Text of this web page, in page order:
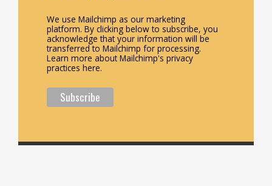
We use Mailchimp as our marketing
platform. By clicking below to subscribe, you
acknowledge that your information will be
transferred to Mailchimp for processing.
Learn more about Mailchimp's privacy
practices here.